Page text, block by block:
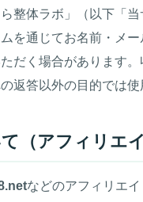
整体ラボ」（以下「
を通じてお名前・メ
だく場合があります。
返答以外の目的では使
（アフィリエイ
などのアフィリエ